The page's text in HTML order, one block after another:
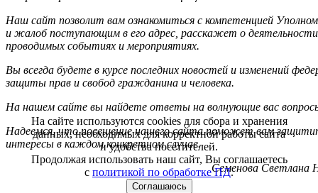
Наш сайт позволит вам ознакомиться с компетенцией
и жалоб поступающим в его адрес, расскажет о
проводимых событиях и мероприятиях.
Вы всегда будете в курсе последних новостей и изменений
защиты прав и свобод гражданина и человека.
На нашем сайте вы найдете ответы на волнующие вас
Надеемся, что посещение нашего сайта поможет вам
интересы в каждом конкретном случае.
Семенова Светлана
На сайте используются cookies для сбора и хранения
данных, необходимых для корректной работы сайта
и удобства посетителей.
Продолжая использовать наш сайт, Вы соглашаетесь
с политикой по обработке ПД.
Соглашаюсь